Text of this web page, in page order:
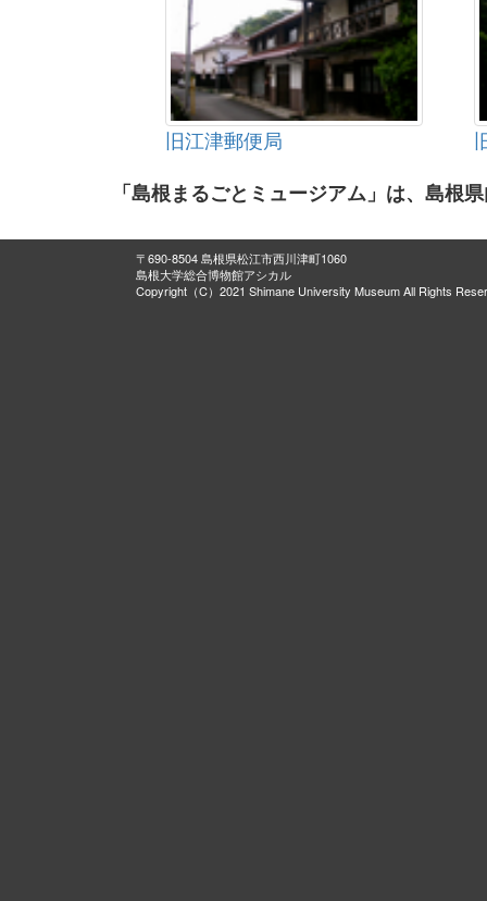
旧江津郵便局
「島根まるごとミュージアム」は、島根
〒690-8504 島根県松江市西川津町1060
島根大学総合博物館アシカル
Copyright（C）2021 Shimane University Museum All Rights